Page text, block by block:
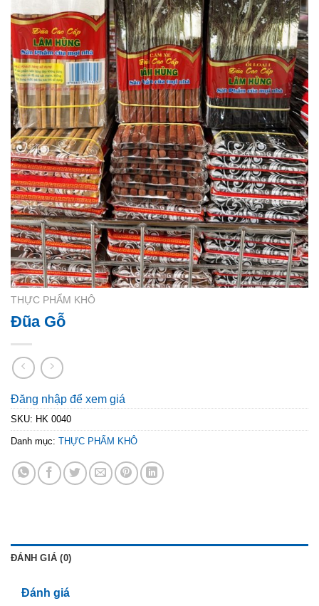
THỰC PHẨM KHÔ
Đũa Gỗ
Đăng nhập để xem giá
SKU: HK 0040
Danh mục: THỰC PHẨM KHÔ
ĐÁNH GIÁ (0)
Đánh giá